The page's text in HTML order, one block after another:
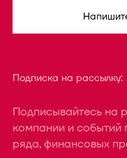
Подписка на рассылку:
Подписывайтесь на
компании и событий
ряда, финансовых